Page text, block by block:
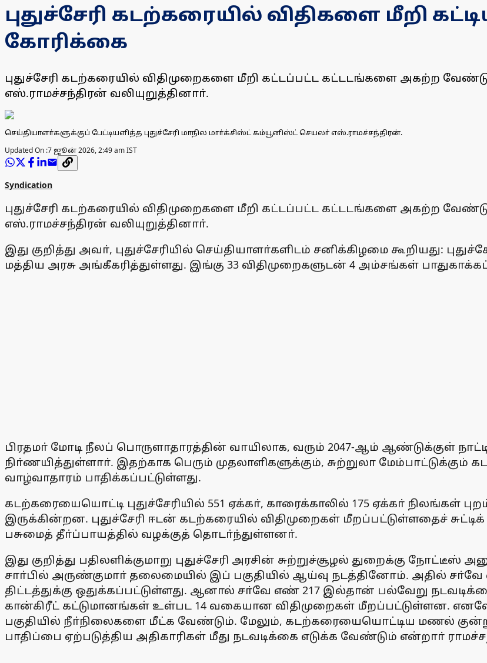
புதுச்சேரி கடற்கரையில் விதிகளை மீறி
கோரிக்கை
புதுச்சேரி கடற்கரையில் விதிமுறைகளை மீறி கட்டப்பட்ட கட்டடங்களை அகற்ற
எஸ்.ராமச்சந்திரன் வலியுறுத்தினாா்.
செய்தியாளா்களுக்குப் பேட்டியளித்த புதுச்சேரி மாநில மாா்க்சிஸ்ட் கம்யூனிஸ்ட் செயலா் எஸ்.ராமச்சந்திரன்.
Updated On :7 ஜூன் 2026, 2:49 am IST
Syndication
புதுச்சேரி கடற்கரையில் விதிமுறைகளை மீறி கட்டப்பட்ட கட்டடங்களை அகற்ற
எஸ்.ராமச்சந்திரன் வலியுறுத்தினாா்.
இது குறித்து அவா், புதுச்சேரியில் செய்தியாளா்களிடம் சனிக்கிழமை கூறியது:
மத்திய அரசு அங்கீகரித்துள்ளது. இங்கு 33 விதிமுறைகளுடன் 4 அம்சங்கள்
பிரதமா் மோடி நீலப் பொருளாதாரத்தின் வாயிலாக, வரும் 2047-ஆம் ஆண்டுக்குள்
நிா்ணயித்துள்ளாா். இதற்காக பெரும் முதலாளிகளுக்கும், சுற்றுலா
வாழ்வாதாரம் பாதிக்கப்பட்டுள்ளது.
கடற்கரையையொட்டி புதுச்சேரியில் 551 ஏக்கா், காரைக்காலில் 175 ஏக்கா் நிலங்கள்
இருக்கின்றன. புதுச்சேரி ஈடன் கடற்கரையில் விதிமுறைகள் மீறப்பட்டுள்ளதைச்
பசுமைத் தீா்ப்பாயத்தில் வழக்குத் தொடா்ந்துள்ளனா்.
இது குறித்து பதிலளிக்குமாறு புதுச்சேரி அரசின் சுற்றுச்சூழல் துறைக்கு நோட்டீஸ்
சாா்பில் அருண்குமாா் தலைமையில் இப் பகுதியில் ஆய்வு நடத்தினோம். அதில் சா்வே
திட்டத்துக்கு ஒதுக்கப்பட்டுள்ளது. ஆனால் சா்வே எண் 217 இல்தான் பல்வேறு
கான்கிரீட் கட்டுமானங்கள் உள்பட 14 வகையான விதிமுறைகள் மீறப்பட்டுள்ளன.
பகுதியில் நீா்நிலைகளை மீட்க வேண்டும். மேலும், கடற்கரையையொட்டிய மணல்
பாதிப்பை ஏற்படுத்திய அதிகாரிகள் மீது நடவடிக்கை எடுக்க வேண்டும் என்றாா்